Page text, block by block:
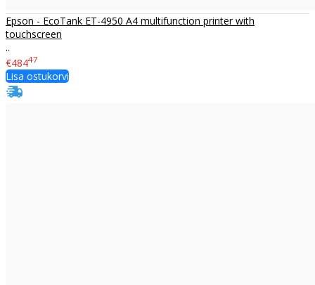
Epson - EcoTank ET-4950 A4 multifunction printer with
touchscreen
..
€48447
Lisa ostukorvi